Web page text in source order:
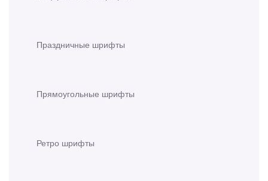
Праздничные шрифты
Прямоугольные шрифты
Ретро шрифты